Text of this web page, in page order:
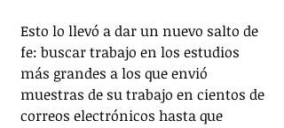
Esto lo llevó a dar un nuevo salto de
fe: buscar trabajo en los estudios
más grandes a los que envió
muestras de su trabajo en cientos de
correos electrónicos hasta que